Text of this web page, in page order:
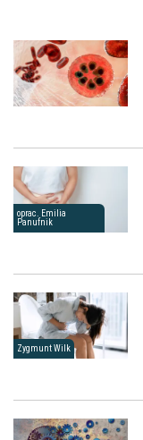
oprac. Emilia
Panufnik
Zygmunt Wilk